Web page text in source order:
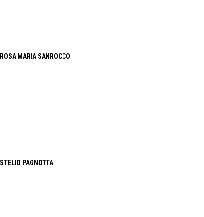
ROSA MARIA SANROCCO
STELIO PAGNOTTA